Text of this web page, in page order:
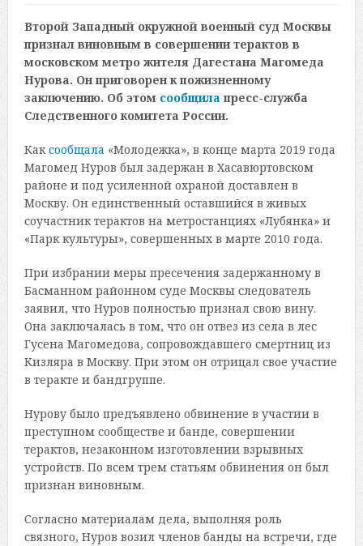
Второй Западный окружной военный суд Москвы
признал виновным в совершении терактов в
московском метро жителя Дагестана Магомеда
Нурова. Он приговорен к пожизненному
заключению. Об этом сообщила пресс-служба
Следственного комитета России.
Каксообщала «Молодежка», в конце марта 2019 года
Магомед Нуров был задержан в Хасавюртовском
районе и под усиленной охраной доставлен в
Москву. Он единственный оставшийся в живых
соучастник терактов на метростанциях «Лубянка» и
«Парк культуры», совершенных в марте 2010 года.
При избрании меры пресечения задержанному в
Басманном районном суде Москвы следователь
заявил, что Нуров полностью признал свою вину.
Она заключалась в том, что он отвез из села в лес
Гусена Магомедова, сопровождавшего смертниц из
Кизляра в Москву. При этом он отрицал свое участие
в теракте и бандгруппе.
Нурову было предъявлено обвинение в участии в
преступном сообществе и банде, совершении
терактов, незаконном изготовлении взрывных
устройств. По всем трем статьям обвинения он был
признан виновным.
Согласно материалам дела, выполняя роль
связного, Нуров возил членов банды на встречи, где